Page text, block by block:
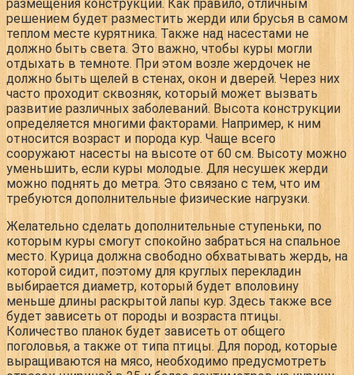
размещения конструкции. Как правило, отличным
решением будет разместить жерди или брусья в самом
теплом месте курятника. Также над насестами не
должно быть света. Это важно, чтобы куры могли
отдыхать в темноте. При этом возле жердочек не
должно быть щелей в стенах, окон и дверей. Через них
часто проходит сквозняк, который может вызвать
развитие различных заболеваний. Высота конструкции
определяется многими факторами. Например, к ним
относится возраст и порода кур. Чаще всего
сооружают насесты на высоте от 60 см. Высоту можно
уменьшить, если куры молодые. Для несушек жерди
можно поднять до метра. Это связано с тем, что им
требуются дополнительные физические нагрузки.
Желательно сделать дополнительные ступеньки, по
которым куры смогут спокойно забраться на спальное
место. Курица должна свободно обхватывать жердь, на
которой сидит, поэтому для круглых перекладин
выбирается диаметр, который будет вполовину
меньше длины раскрытой лапы кур. Здесь также все
будет зависеть от породы и возраста птицы.
Количество планок будет зависеть от общего
поголовья, а также от типа птицы. Для пород, которые
выращиваются на мясо, необходимо предусмотреть